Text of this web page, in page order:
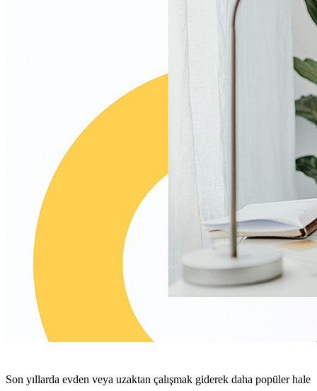
Son yıllarda evden veya uzaktan çalışmak giderek daha popüler hale